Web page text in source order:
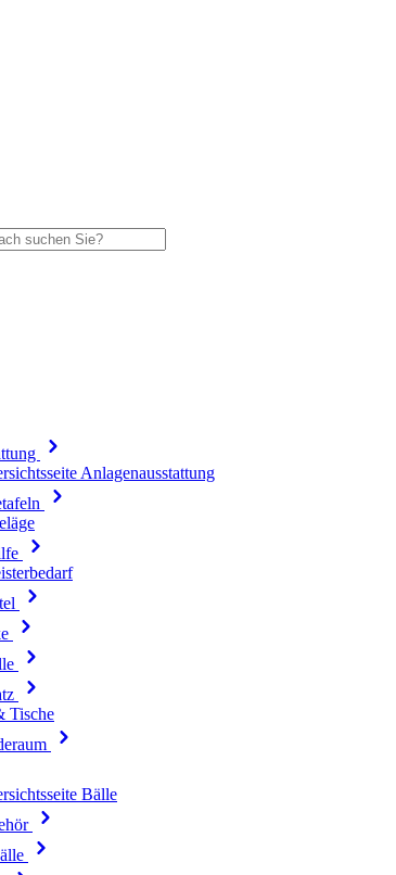
Anlagenausstattung
Tische
Bälle